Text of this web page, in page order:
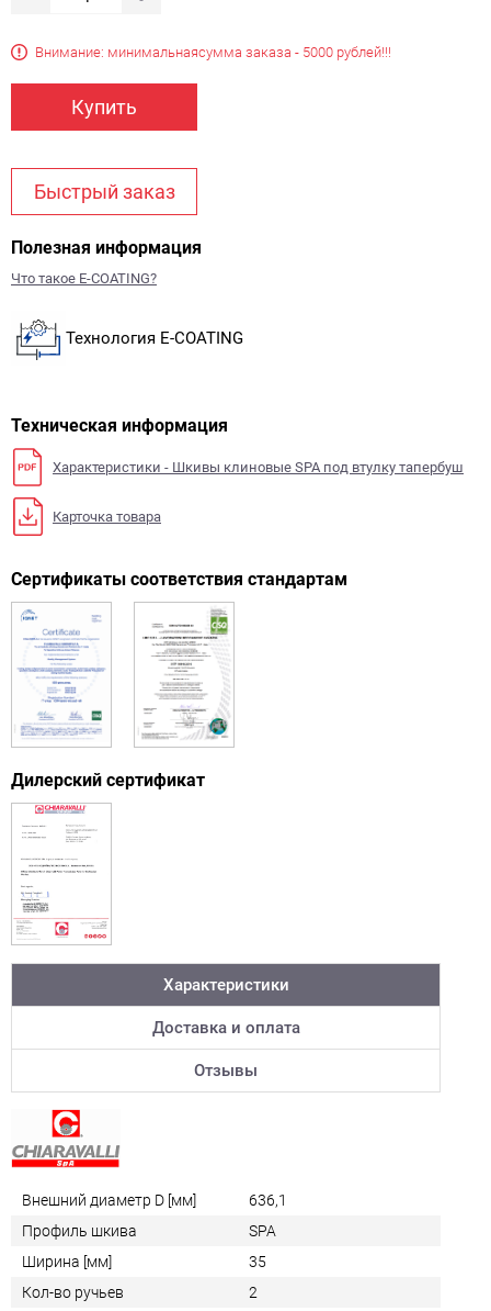
Внимание: минимальнаясумма заказа - 5000 рублей!!!
Купить
Быстрый заказ
Полезная информация
Что такое E-COATING?
Технология E-COATING
Техническая информация
Характеристики - Шкивы клиновые SPA под втулку тапербуш
Карточка товара
Сертификаты соответствия стандартам
Дилерский сертификат
Характеристики
Доставка и оплата
Отзывы
Внешний диаметр D [мм]
636,1
Профиль шкива
SPA
Ширина [мм]
35
Кол-во ручьев
2